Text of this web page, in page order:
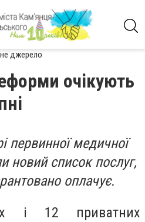
джерело
очікують
первинної медичної
новий список послуг,
оплачує.
і 12 приватних